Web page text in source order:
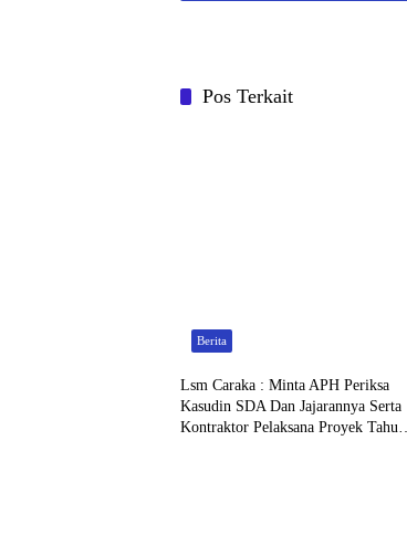
Pos Terkait
Berita
Lsm Caraka : Minta APH Periksa
Kasudin SDA Dan Jajarannya Serta
Kontraktor Pelaksana Proyek Tahun